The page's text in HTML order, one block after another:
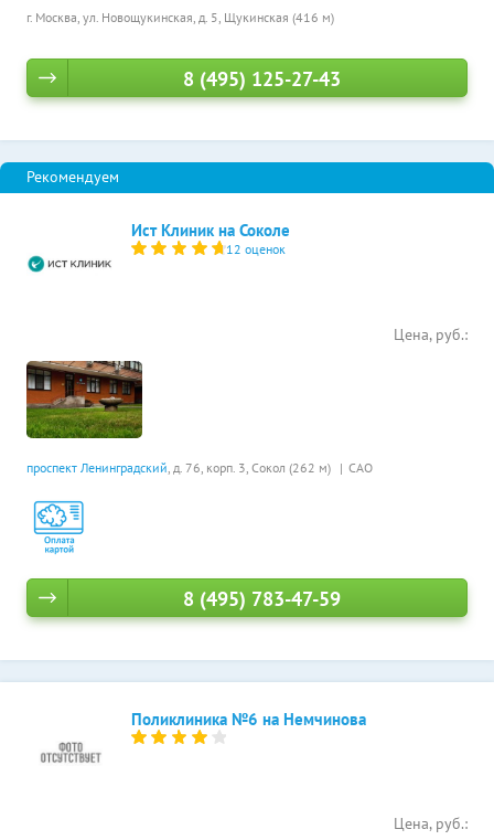
г. Москва, ул. Новощукинская, д. 5, Щукинская (416 м)
8 (495) 125-27-43
Ист Клиник на Соколе
12 оценок
проспект Ленинградский, д. 76, корп. 3, Сокол (262 м) САО
Цена, руб.:
8 (495) 783-47-59
Поликлиника №6 на Немчинова
Цена, руб.: